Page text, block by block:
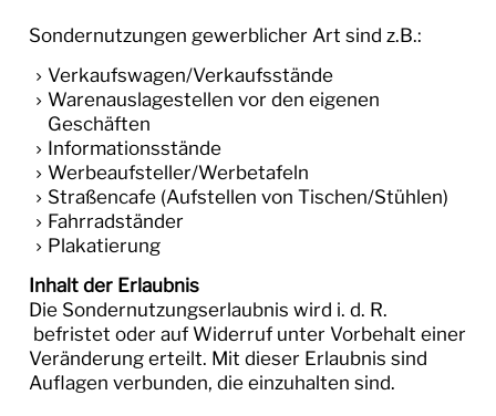
Sondernutzungen gewerblicher Art sind z.B.:
Verkaufswagen/Verkaufsstände
Warenauslagestellen vor den eigenen
Geschäften
Informationsstände
Werbeaufsteller/Werbetafeln
Straßencafe (Aufstellen von Tischen/Stühlen)
Fahrradständer
Plakatierung
Inhalt der Erlaubnis
Die Sondernutzungserlaubnis wird i. d. R.
befristet oder auf Widerruf unter Vorbehalt einer
Veränderung erteilt. Mit dieser Erlaubnis sind
Auflagen verbunden, die einzuhalten sind.